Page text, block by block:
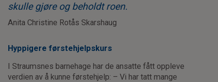
skulle gjøre og beholdt roen.
Anita Christine Rotås Skarshaug
Hyppigere førstehjelpskurs
I Straumsnes barnehage har de ansatte fått oppleve
verdien av å kunne førstehjelp: – Vi har tatt mange